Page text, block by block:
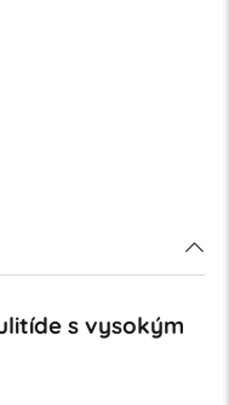
s vysokým